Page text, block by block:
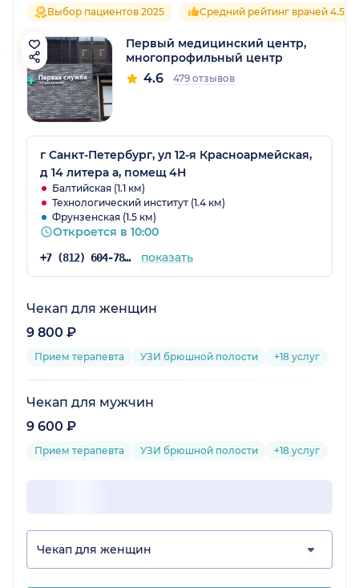
Выбор пациентов 2025 Средний рейтинг врачей 4.5
Первый медицинский центр,
многопрофильный центр
4.6 479 отзывов
г Санкт-Петербург, ул 12-я Красноармейская,
д 14 литера а, помещ 4Н
Балтийская (1.1 км)
Технологический институт (1.4 км)
Фрунзенская (1.5 км)
Откроется в 10:00
+7 (812) 604-78-43 показать
Чекап для женщин
9 800 ₽
Прием терапевта УЗИ брюшной полости +18 услуг
Чекап для мужчин
9 600 ₽
Прием терапевта УЗИ брюшной полости +18 услуг
Чекап для женщин